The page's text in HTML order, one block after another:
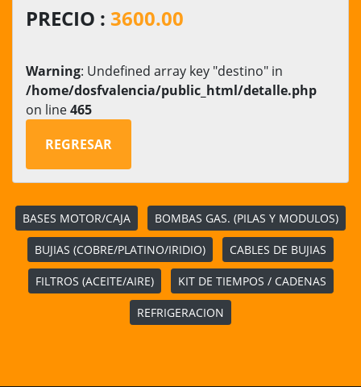
PRECIO : 3600.00
Warning: Undefined array key "destino" in
/home/dosfvalencia/public_html/detalle.php
on line465
REGRESAR
BASES MOTOR/CAJA BOMBAS GAS. (PILAS Y MODULOS)
BUJIAS (COBRE/PLATINO/IRIDIO) CABLES DE BUJIAS
FILTROS (ACEITE/AIRE) KIT DE TIEMPOS / CADENAS
REFRIGERACION